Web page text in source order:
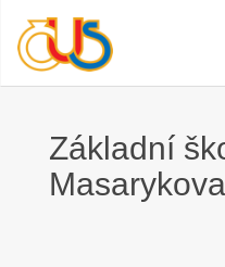
Základní